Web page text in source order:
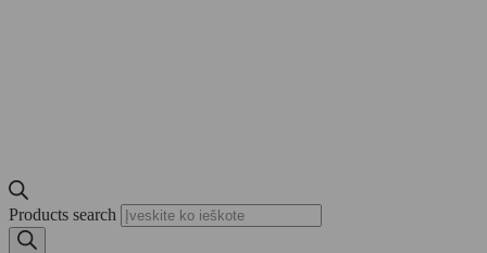
Products search